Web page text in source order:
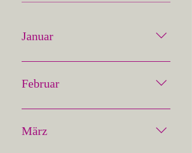
Januar
Interclassic Maastricht 16. bis
18. Januar Bremen Classic
Februar
Februar
Hohe Jagd Salzburg
März